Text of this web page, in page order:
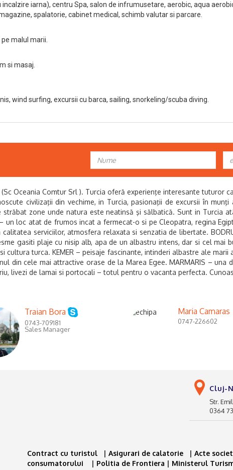
iarna), centru Spa, salon de infrumusetare, aerobic, aqua
spalatorie, cabinet medical, schimb valutar si parcare.
malul marii.
si masaj.
wind surfing, excursii cu barca, sailing, snorkeling/scuba diving.
(Sc Oceania Comtur Srl ). Turcia oferă experienţe interesante
civilizaţii din vechime, in Turcia, pasionaţii de excursii în
zone unde natura este neatinsă şi sălbatică. Sunt in Turcia
un loc atat de frumos incat a fermecat-o si pe Cleopatra, regina
serviciilor, atmosfera relaxata si senzatia de libertate.
gasiti plaje cu nisip alb, apa de un albastru intens, dar si cel
turca. KEMER – peisaje fascinante, intinderi albastre ale
din cele mai attractive orase de la Marea Egee. MARMARIS – una
livezi de lamai si portocali – totul pentru o vacanta perfecta.
Traian Bora
0743-709181
Sales Manager
Maria Camaras
0747-226602
Cluj-
Str.
0364
Contract cu turistul | Asigurari de calatorie | Acte
consumatorului | Politia de Frontiera | Ministerul